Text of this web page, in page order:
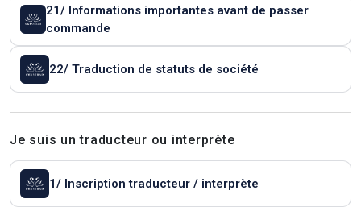
21/ Informations importantes avant de passer
commande
22/ Traduction de statuts de société
Je suis un traducteur ou interprète
1/ Inscription traducteur / interprète